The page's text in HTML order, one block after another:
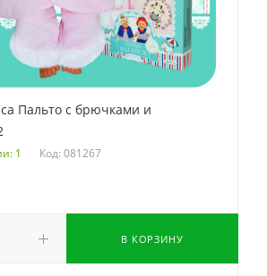
Пальто с брючками и
1 Код: 081267
В КОРЗИНУ